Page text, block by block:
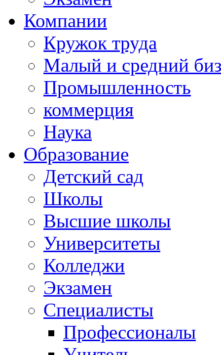
Компании
Кружок труда
Малый и средний
Промышленность
коммерция
Наука
Образование
Детский сад
Школы
Высшие школы
Университеты
Колледжи
Экзамен
Специалисты
Профессионалы